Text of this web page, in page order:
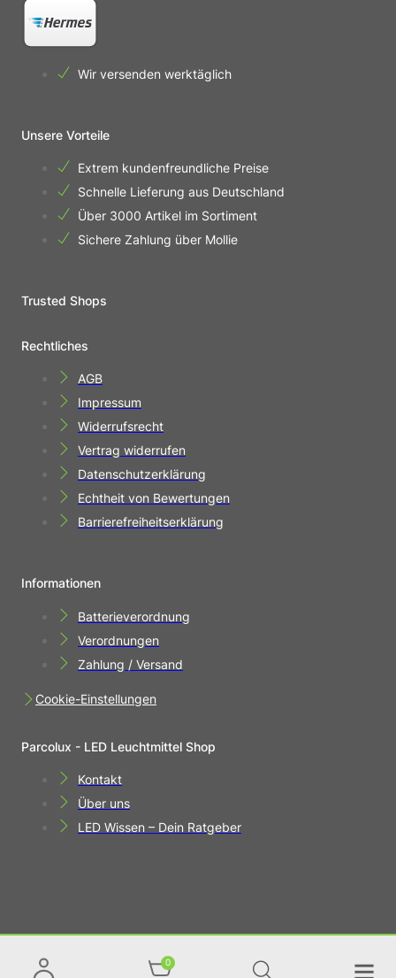
0
Wir versenden werktäglich
Unsere Vorteile
Extrem kundenfreundliche Preise
Schnelle Lieferung aus Deutschland
Über 3000 Artikel im Sortiment
Sichere Zahlung über Mollie
Trusted Shops
Rechtliches
AGB
Impressum
Widerrufsrecht
Vertrag widerrufen
Datenschutzerklärung
Echtheit von Bewertungen
Barrierefreiheitserklärung
Informationen
Batterieverordnung
Verordnungen
Zahlung / Versand
Cookie-Einstellungen
Parcolux - LED Leuchtmittel Shop
Kontakt
Über uns
LED Wissen – Dein Ratgeber